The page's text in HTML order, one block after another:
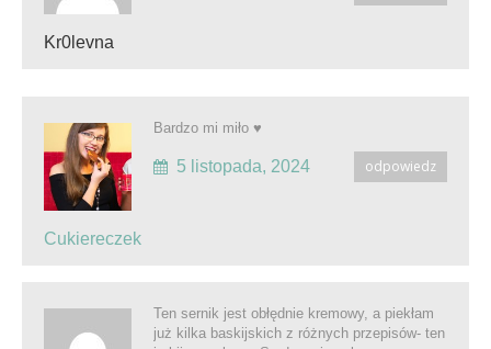
Kr0levna
Cukiereczek
Bardzo mi miło ♥️
odpowiedz
5 listopada, 2024
Ten sernik jest obłędnie kremowy, a piekłam
już kilka baskijskich z różnych przepisów- ten